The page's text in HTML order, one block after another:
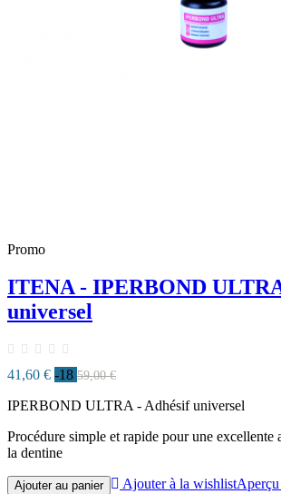
Promo
ITENA - IPERBOND
universel
41,60 € -18 59,00 €
IPERBOND ULTRA - Adhésif universel
Procédure simple et rapide pour une excellente
la dentine
Ajouter au panier Ajouter à la wishlist